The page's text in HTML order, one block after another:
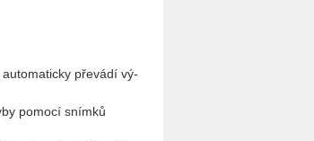
au­to­ma­tic­ky pře­vá­dí vý­
po­mo­cí sním­ků